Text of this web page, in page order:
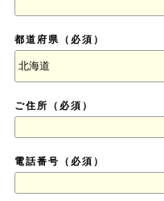
都道府県（必須）
ご住所（必須）
電話番号（必須）